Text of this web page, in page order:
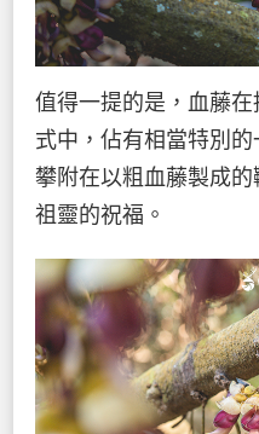
值得一提的是，血藤
式中，佔有相當特別
攀附在以粗血藤製成
祖靈的祝福。